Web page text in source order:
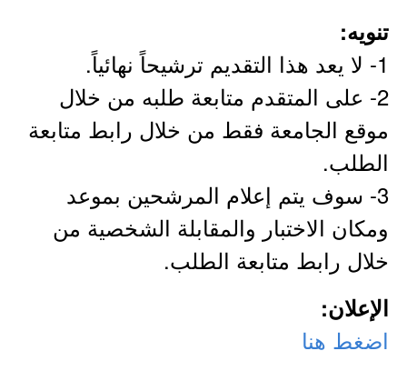
تنويه:
1- لا يعد هذا التقديم ترشيحاً نهائياً.
2- على المتقدم متابعة طلبه من خلال
موقع الجامعة فقط من خلال رابط متابعة
الطلب.
3- سوف يتم إعلام المرشحين بموعد
ومكان الاختبار والمقابلة الشخصية من
خلال رابط متابعة الطلب.
الإعلان:
اضغط هنا